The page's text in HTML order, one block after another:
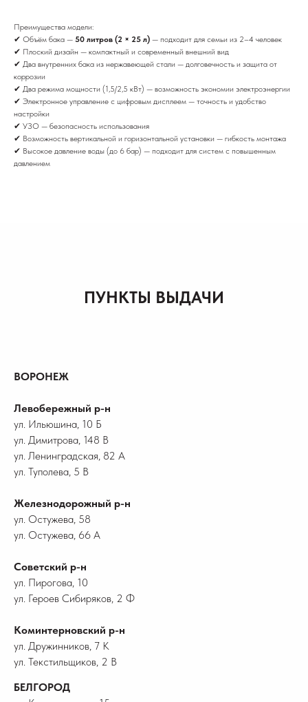
Преимущества модели:
✔ Объём бака — 50 литров (2 × 25 л) — подходит для семьи из 2–4 человек
✔ Плоский дизайн — компактный и современный внешний вид
✔ Два внутренних бака из нержавеющей стали — долговечность и защита от
коррозии
✔ Два режима мощности (1,5/2,5 кВт) — возможность экономии электроэнергии
✔ Электронное управление с цифровым дисплеем — точность и удобство
настройки
✔ УЗО — безопасность использования
✔ Возможность вертикальной и горизонтальной установки — гибкость монтажа
✔ Высокое давление воды (до 6 бар) — подходит для систем с повышенным
давлением
ПУНКТЫ ВЫДАЧИ
ВОРОНЕЖ
Левобережный р-н
ул. Ильюшина, 10 Б
ул. Димитрова, 148 В
ул. Ленинградская, 82 А
ул. Туполева, 5 В
Железнодорожный р-н
ул. Остужева, 58
ул. Остужева, 66 А
Советский р-н
ул. Пирогова, 10
ул. Героев Сибиряков, 2 Ф
Коминтерновский р-н
ул. Дружинников, 7 К
ул. Текстильщиков, 2 В
БЕЛГОРОД